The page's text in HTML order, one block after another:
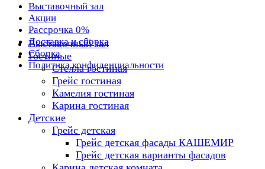
Выставочный зал
Акции
Рассрочка 0%
Доставка и сборка
Сборка
Политика конфиденциальности
Выставочный зал
Гостиные
Стелла гостиная
Грейс гостиная
Камелия гостиная
Карина гостиная
Детские
Грейс детская
Грейс детская фасады КАШЕМИР
Грейс детская варианты фасадов